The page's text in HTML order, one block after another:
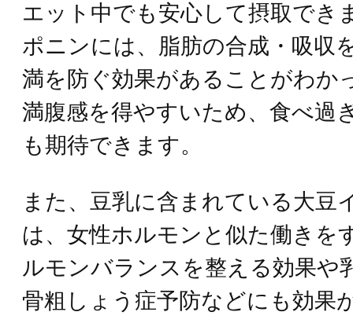
エット中でも安心して摂取でき
ポニンには、脂肪の合成・吸収
満を防ぐ効果があることがわか
満腹感を得やすいため、食べ過
も期待できます。
また、豆乳に含まれている大豆
は、女性ホルモンと似た働きを
ルモンバランスを整える効果や
骨粗しょう症予防などにも効果